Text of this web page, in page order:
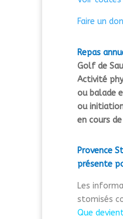
Faire un
Repas
Golf de
Activité
ou balade
ou
en cours
Provence
présente
Les
stomisés
Que